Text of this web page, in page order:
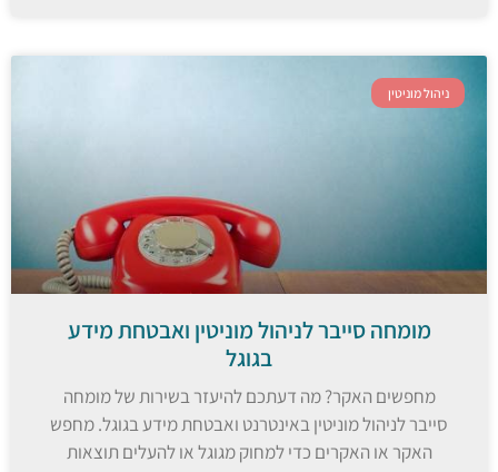
ניהול מוניטין
מומחה סייבר לניהול מוניטין ואבטחת מידע
בגוגל
מחפשים האקר? מה דעתכם להיעזר בשירות של מומחה
סייבר לניהול מוניטין באינטרנט ואבטחת מידע בגוגל. מחפש
האקר או האקרים כדי למחוק מגוגל או להעלים תוצאות